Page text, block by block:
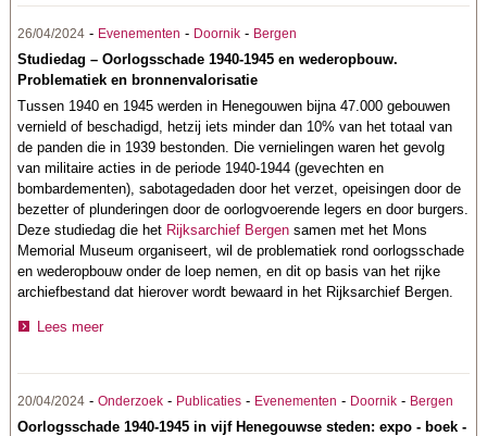
26/04/2024 - Evenementen - Doornik - Bergen
Studiedag – Oorlogsschade 1940-1945 en wederopbouw.
Problematiek en bronnenvalorisatie
Tussen 1940 en 1945 werden in Henegouwen bijna 47.000 gebouwen
vernield of beschadigd, hetzij iets minder dan 10% van het totaal van
de panden die in 1939 bestonden. Die vernielingen waren het gevolg
van militaire acties in de periode 1940-1944 (gevechten en
bombardementen), sabotagedaden door het verzet, opeisingen door de
bezetter of plunderingen door de oorlogvoerende legers en door burgers.
Deze studiedag die het Rijksarchief Bergen samen met het Mons
Memorial Museum organiseert, wil de problematiek rond oorlogsschade
en wederopbouw onder de loep nemen, en dit op basis van het rijke
archiefbestand dat hierover wordt bewaard in het Rijksarchief Bergen.
Lees meer
20/04/2024 -Onderzoek - Publicaties - Evenementen - Doornik - Bergen
Oorlogsschade 1940-1945 in vijf Henegouwse steden: expo - boek -